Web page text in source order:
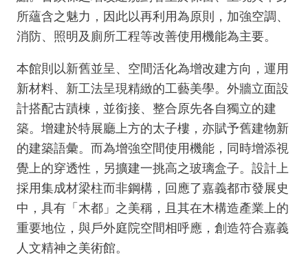
出
版
服
務
專
區
今
日
閉
館
回
首
所蘊含之魅力，因此以再利用為原則，加強空調、
消防、照明及廁所工程等改善使用機能為主要。
本館則以新舊並呈、空間活化為增改建方向，運用
新材料、新工法呈現精緻的工藝美學。外牆立面設
計搭配古蹟棟，並銜接、整合原先各自獨立的建
築。增建於特展廳上方的太子樓，亦賦予舊建物新
的建築語彙。而為增強空間使用機能，同時增添視
覺上的穿透性，另擴建一挑高之玻璃盒子。設計上
採用集成材梁柱而非鋼構，回應了嘉義都市發展史
中，具有「木都」之美稱，且其在木構造產業上的
重要地位，與戶外庭院空間相呼應，創造符合嘉義
人文精神之美術館。